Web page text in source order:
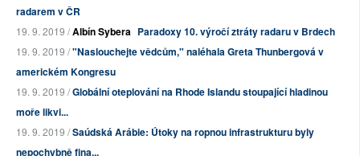
radarem v ČR
19. 9. 2019 /Albín Sybera Paradoxy 10. výročí ztráty radaru v Brdech
19. 9. 2019 /"Naslouchejte vědcům," naléhala Greta Thunbergová v
americkém Kongresu
19. 9. 2019 /Globální oteplování na Rhode Islandu stoupající hladinou
moře likvi...
19. 9. 2019 /Saúdská Arábie: Útoky na ropnou infrastrukturu byly
nepochybně fina...